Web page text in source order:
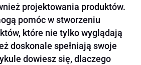
projektowania produktów.
pomóc w stworzeniu
które nie tylko wyglądają
doskonale spełniają swoje
dowiesz się, dlaczego